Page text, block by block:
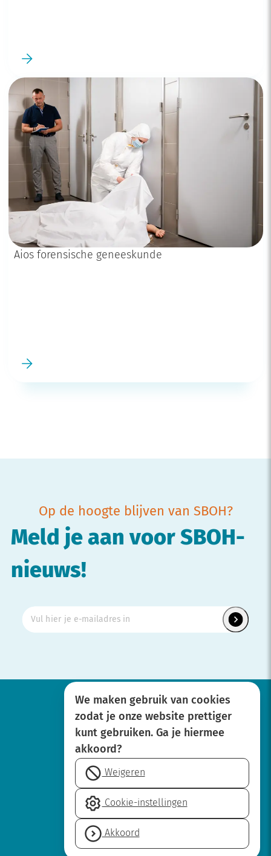
Aios forensische geneeskunde
Op de hoogte blijven van SBOH?
Meld je aan voor SBOH-
nieuws!
Werken bij
Over SBOH
Privacyverklaring
Disclaimer
Cookie-
Neem contact op
We maken gebruik van cookies
zodat je onze website prettiger
kunt gebruiken. Ga je hiermee
akkoord?
Weigeren
Cookie-instellingen
Akkoord